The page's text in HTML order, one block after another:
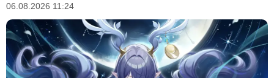
06.08.2026 11:24